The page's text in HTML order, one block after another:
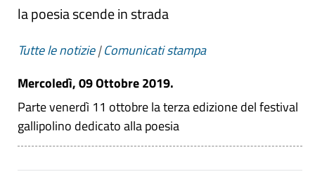
la poesia scende in strada
Tutte le notizie|Comunicati stampa
Mercoledì, 09 Ottobre 2019.
Parte venerdì 11 ottobre la terza edizione del festival
gallipolino dedicato alla poesia